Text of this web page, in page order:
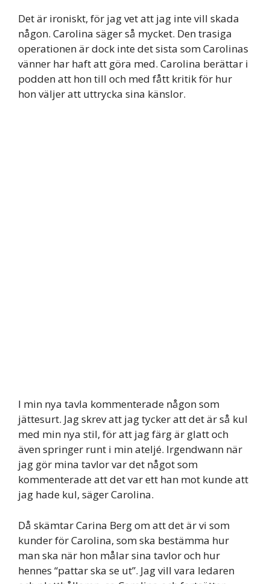
Det är ironiskt, för jag vet att jag inte vill skada
någon. Carolina säger så mycket. Den trasiga
operationen är dock inte det sista som Carolinas
vänner har haft att göra med. Carolina berättar i
podden att hon till och med fått kritik för hur
hon väljer att uttrycka sina känslor.
I min nya tavla kommenterade någon som
jättesurt. Jag skrev att jag tycker att det är så kul
med min nya stil, för att jag färg är glatt och
även springer runt i min ateljé. Irgendwann när
jag gör mina tavlor var det något som
kommenterade att det var ett han mot kunde att
jag hade kul, säger Carolina.
Då skämtar Carina Berg om att det är vi som
kunder för Carolina, som ska bestämma hur
man ska när hon målar sina tavlor och hur
hennes “pattar ska se ut”. Jag vill vara ledaren